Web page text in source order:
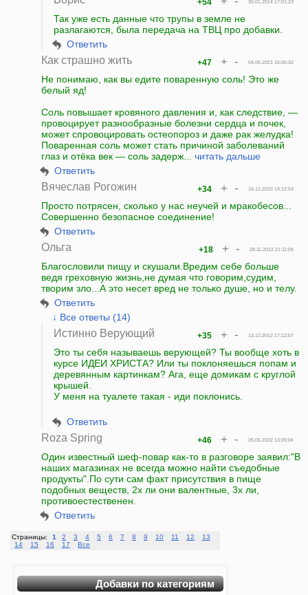
30.01.2014 17:01:23
+54
Так уже есть данные что трупы в земле не
разлагаются, была передача на ТВЦ про добавки.
Ответить
Как страшно жить 04.05.2021 15:05:32
+47 + -
Не понимаю, как вы едите поваренную соль! Это же
белый яд!
Соль повышает кровяного давления и, как следствие, —
провоцирует разнообразные болезни сердца и почек,
может спровоцировать остеопороз и даже рак желудка!
Поваренная соль может стать причиной заболеваний
глаз и отёка век — соль задерж... читать дальше
Ответить
Вячеслав Рогожин 16.12.2023 19:12:53
+34 + -
Просто потрясен, сколько у нас неучей и мракобесов...
Совершенно безопасное соединение!
Ответить
Ольга 28.11.2012 21:11:09
+18 + -
Благословили пищу и скушали.Вредим себе больше
ведя греховную жизнь,не думая что говорим,судим,
творим зло...А это несет вред не только душе, но и телу.
Ответить
↓ Все ответы (14)
Истинно Верующий 13.12.2012 17:12:57
+35 + -
Это ты себя называешь верующей? Ты вообще хоть в
курсе ИДЕИ ХРИСТА? Или ты поклоняешься попам и
деревянным картинкам? Ага, еще домикам с круглой
крышей.
У меня на туалете такая - иди поклонись.
Ответить
Roza Spring 26.05.2022 13:05:04
+46 + -
Один известный шеф-повар как-то в разговоре заявил:"В
наших магазинах не всегда можно найти съедобные
продукты".По сути сам факт присутствия в пище
подобных веществ, 2х ли они валентные, 3х ли,
противоестественен.
Ответить
Страницы: 1 2 3 4 5 6 7 8 9 10 11 12
13
14
15 16 17 Все
Добавки по категориям